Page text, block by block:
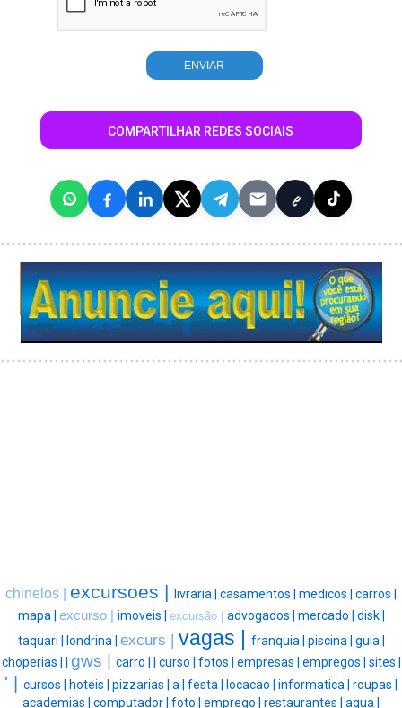
COMPARTILHAR REDES SOCIAIS
chinelos | excursoes | livraria | casamentos | medicos | carros |
mapa | excurso | imoveis | excursão | advogados | mercado | disk |
taquari | londrina | excurs | vagas | franquia | piscina | guia |
choperias | | gws | carro | | curso | fotos | empresas | empregos | sites |
' | cursos | hoteis | pizzarias | a | festa | locacao | informatica | roupas |
academias | computador | foto | emprego | restaurantes | agua |